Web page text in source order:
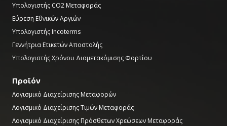
Υπολογιστής CO2 Μεταφοράς
Εύρεση Εθνικών Αργιών
Υπολογιστής Incoterms
Γεννήτρια Ετικετών Αποστολής
Υπολογιστής Χρόνου Διαμετακόμισης Φορτίου
Προϊόν
Λογισμικό Διαχείρισης Μεταφορών
Λογισμικό Διαχείρισης Τιμών Μεταφοράς
Λογισμικό Διαχείρισης Πρόσθετων Χρεώσεων Μεταφοράς